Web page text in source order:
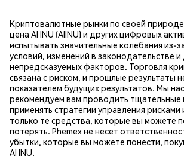
Криптовалютные рынки по своей
цена AI INU (AIINU) и других цифровых
испытывать значительные колебания из-
условий, изменений в законодательстве и
непредсказуемых факторов. Торговля
связана с риском, и прошлые результаты
показателем будущих результатов. Мы
рекомендуем вам проводить тщательные
применять стратегии управления рисками
только те средства, которые вы можете
потерять. Phemex не несет
убытки, которые вы можете понести,
AI INU.